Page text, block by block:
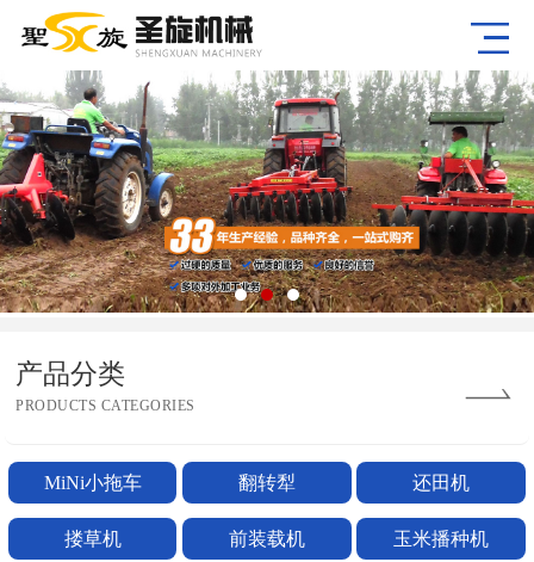
产品分类
PRODUCTS CATEGORIES
MiNi小拖车 翻转犁 还田机
搂草机 前装载机 玉米播种机